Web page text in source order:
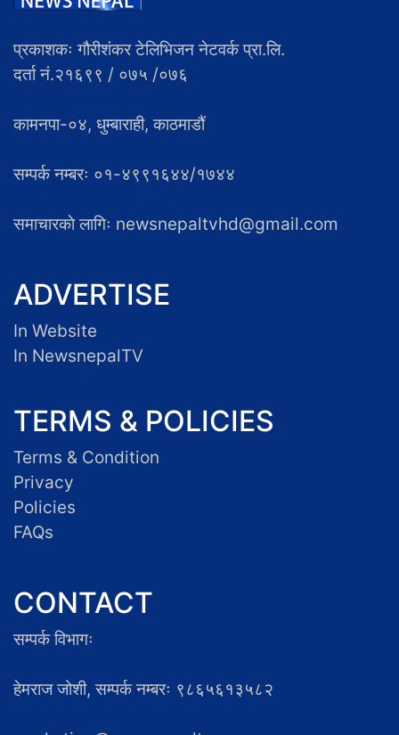
प्रकाशकः गौरीशंकर टेलिभिजन नेटवर्क प्रा.लि.
दर्ता नं.२१६९९ / ०७५ /०७६
कामनपा-०४, धुम्बाराही, काठमाडौं
सम्पर्क नम्बरः ०१-४९९१६४४/१७४४
समाचारकाे लागिः newsnepaltvhd@gmail.com
ADVERTISE
In Website
In NewsnepalTV
TERMS & POLICIES
Terms & Condition
Privacy
Policies
FAQs
CONTACT
सम्पर्क विभागः
हेमराज जोशी, सम्पर्क नम्बरः ९८६५६१३५८२